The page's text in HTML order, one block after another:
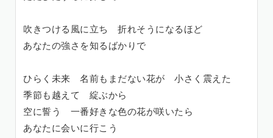
吹きつける風に立ち 折れそうになるほど
あなたの強さを知るばかりで
ひらく未来 名前もまだない花が 小さく震えた
季節も越えて 綻ぶから
空に誓う 一番好きな色の花が咲いたら
あなたに会いに行こう